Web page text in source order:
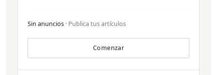
Sin anuncios · Publica tus artículos
Comenzar